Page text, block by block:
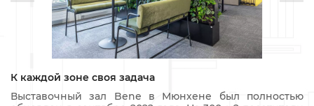
К каждой зоне своя задача
Выставочный зал Bene в Мюнхене был полностью